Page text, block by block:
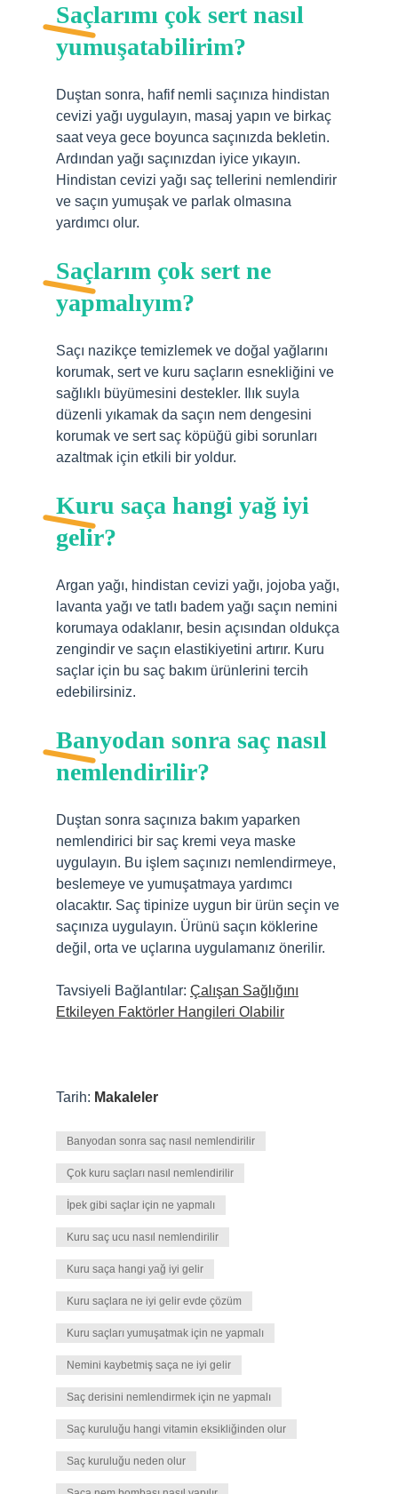
Saçlarımı çok sert nasıl
yumuşatabilirim?
Duştan sonra, hafif nemli saçınıza hindistan
cevizi yağı uygulayın, masaj yapın ve birkaç
saat veya gece boyunca saçınızda bekletin.
Ardından yağı saçınızdan iyice yıkayın.
Hindistan cevizi yağı saç tellerini nemlendirir
ve saçın yumuşak ve parlak olmasına
yardımcı olur.
Saçlarım çok sert ne
yapmalıyım?
Saçı nazikçe temizlemek ve doğal yağlarını
korumak, sert ve kuru saçların esnekliğini ve
sağlıklı büyümesini destekler. Ilık suyla
düzenli yıkamak da saçın nem dengesini
korumak ve sert saç köpüğü gibi sorunları
azaltmak için etkili bir yoldur.
Kuru saça hangi yağ iyi
gelir?
Argan yağı, hindistan cevizi yağı, jojoba yağı,
lavanta yağı ve tatlı badem yağı saçın nemini
korumaya odaklanır, besin açısından oldukça
zengindir ve saçın elastikiyetini artırır. Kuru
saçlar için bu saç bakım ürünlerini tercih
edebilirsiniz.
Banyodan sonra saç nasıl
nemlendirilir?
Duştan sonra saçınıza bakım yaparken
nemlendirici bir saç kremi veya maske
uygulayın. Bu işlem saçınızı nemlendirmeye,
beslemeye ve yumuşatmaya yardımcı
olacaktır. Saç tipinize uygun bir ürün seçin ve
saçınıza uygulayın. Ürünü saçın köklerine
değil, orta ve uçlarına uygulamanız önerilir.
Tavsiyeli Bağlantılar: Çalışan Sağlığını
Etkileyen Faktörler Hangileri Olabilir
Tarih: Makaleler
Banyodan sonra saç nasıl nemlendirilir
Çok kuru saçları nasıl nemlendirilir
İpek gibi saçlar için ne yapmalı
Kuru saç ucu nasıl nemlendirilir
Kuru saça hangi yağ iyi gelir
Kuru saçlara ne iyi gelir evde çözüm
Kuru saçları yumuşatmak için ne yapmalı
Nemini kaybetmiş saça ne iyi gelir
Saç derisini nemlendirmek için ne yapmalı
Saç kuruluğu hangi vitamin eksikliğinden olur
Saç kuruluğu neden olur